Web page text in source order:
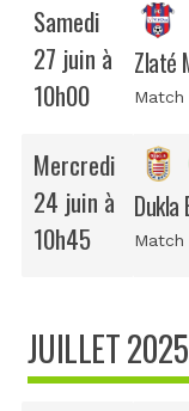
Samedi
27 juin à
10h00
Zlaté
Match
Mercredi
24 juin à
10h45
Match
JUILLET 2025